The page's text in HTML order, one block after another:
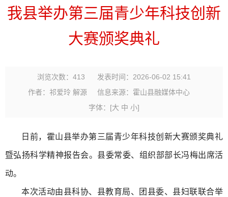
我县举办第三届青少年科技创新
大赛颁奖典礼
浏览次数： 413
发表时间：2026-06-02 15:41
作者：祁爱玲 解源
信息来源：霍山县融媒体中心
字体： [大 中 小]
日前，霍山县举办第三届青少年科技创新大赛颁奖典礼
暨弘扬科学精神报告会。县委常委、组织部部长冯梅出席活
动。
本次活动由县科协、县教育局、团县委、县妇联联合举